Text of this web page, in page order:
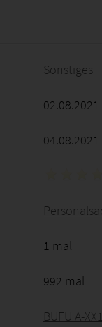
Sonstiges
04.08.2021
1 mal
992 mal
BUFÜ A-